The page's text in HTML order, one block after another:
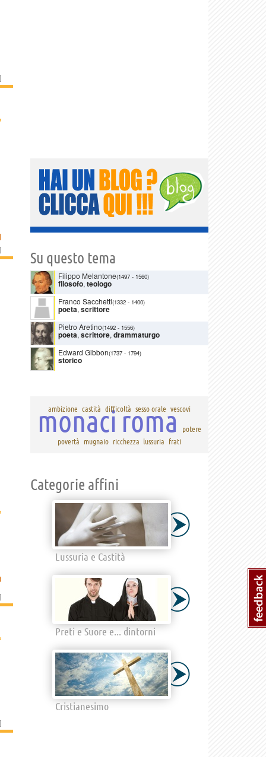
]
]
]
]
Su questo tema
Filippo Melantone(1497 - 1560)
filosofo, teologo
Franco Sacchetti(1332 - 1400)
poeta, scrittore
Pietro Aretino(1492 - 1556)
poeta, scrittore, drammaturgo
Edward Gibbon(1737 - 1794)
storico
ambizione castità difficoltà sesso orale vescovi
monaciroma potere
povertà
mugnaio ricchezza lussuria frati
Categorie affini
Lussuria e Castità
Preti e Suore e... dintorni
Cristianesimo